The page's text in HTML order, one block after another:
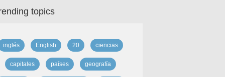
topics
inglés English 20 ciencias
capitales países geografía